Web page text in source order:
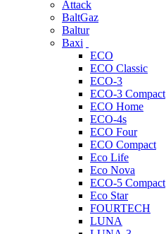
Attack
BaltGaz
Baltur
Baxi
ECO
ECO Classic
ECO-3
ECO-3 Compact
ECO Home
ECO-4s
ECO Four
ECO Compact
Eco Life
Eco Nova
ECO-5 Compact
Eco Star
FOURTECH
LUNA